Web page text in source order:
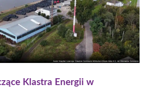
Klastra Energii w